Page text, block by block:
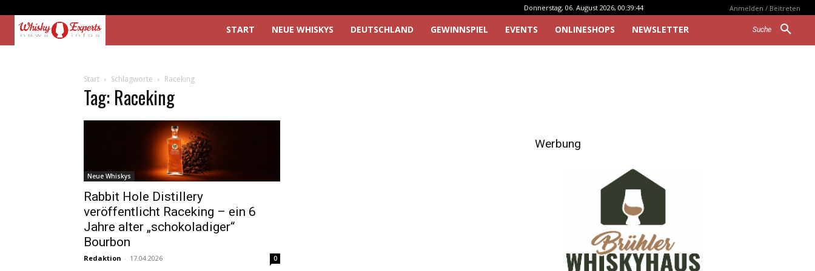
Donnerstag, 06. August 2026, 00:39:44 Anmelden / Beitreten
Suche
START NEUE WHISKYS DEUTSCHLAND GEWINNSPIEL EVENTS ONLINESHOPS NEWSLETTER
Start Schlagworte Raceking
Tag: Raceking
Neue Whiskys
Rabbit Hole Distillery
veröffentlicht Raceking – ein 6
Jahre alter „schokoladiger“
Bourbon
Redaktion - 17.04.2026 0
Werbung